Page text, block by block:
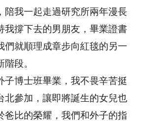
陪我一起走過研究所兩年漫長
我撐下去的男朋友，畢業證書
們就順理成章步向紅毯的另一
段。
子博士班畢業，我不畏辛苦挺
北參加，讓即將誕生的女兒也
爸比的榮耀，我們和外子的指